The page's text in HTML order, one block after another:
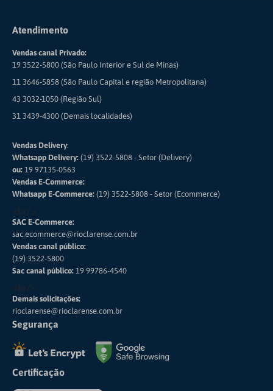
Certificação
Segurança
Atendimento
Vendas canal Privado:
19 3522-5800 (São Paulo Interior e Sul de Minas)
11 3646-5858 (São Paulo Capital e região Metropolitana)
43 3032-1050 (Região Sul)
31 3439-4300 (Demais localidades)
Vendas Delivery:
Whatsapp Delivery: (19) 3522-5808 - Setor (Delivery)
ou: 19 97135-0563
Vendas E-Commerce:
Whatsapp E-Commerce: (19) 3522-5808 - Setor (Ecommerce)
<br/>
SAC E-Commerce:
sac.ecommerce@rioclarense.com.br
Vendas canal público:
(19) 3522-5800
Sac canal público: 19 99786-4540
<br/>
Demais solicitações:
rioclarense@rioclarense.com.br